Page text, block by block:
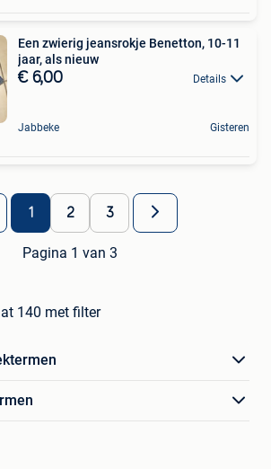
Een zwierig jeansrokje Benetton, 10-11
jaar, als nieuw
€ 6,00 Details
Jabbeke Gisteren
1 2 3
Pagina 1 van 3
140 met filter